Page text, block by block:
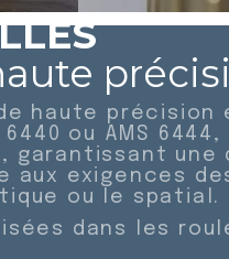
haute précision
ou AMS 6444,
, garantissant une
aux exigences
ou le spatial.
dans les